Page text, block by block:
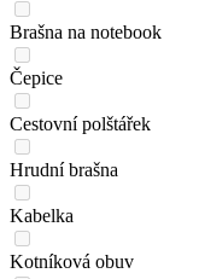
Brašna na notebook
Čepice
Cestovní polštářek
Hrudní brašna
Kabelka
Kotníková obuv